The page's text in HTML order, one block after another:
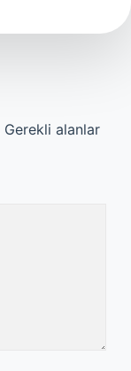
Gerekli alanlar